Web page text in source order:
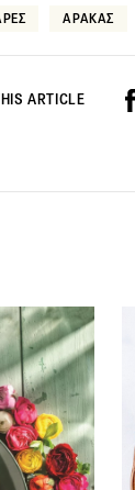
ΑΡΑΚΑΣ
ARTICLE